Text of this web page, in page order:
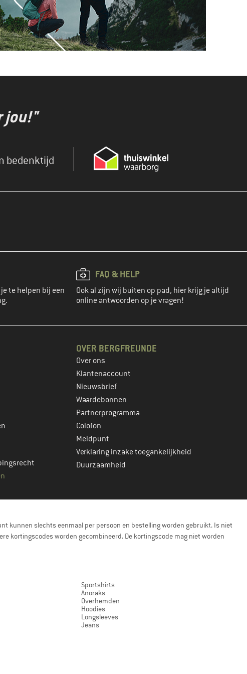
jou!"
bedenktijd
te helpen bij een
FAQ & HELP
Ook al zijn wij buiten op pad, hier krijg je altijd
online antwoorden op je vragen!
OVER BERGFREUNDE
Over ons
Klantenaccount
Nieuwsbrief
Waardebonnen
Partnerprogramma
Colofon
Meldpunt
Verklaring inzake toegankelijkheid
Duurzaamheid
kunnen slechts eenmaal per persoon en bestelling worden gebruikt. Is niet
kortingscodes worden gecombineerd. De kortingscode mag niet worden
Sportshirts
Anoraks
Overhemden
Hoodies
Longsleeves
Jeans